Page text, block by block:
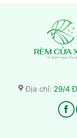
Địa chỉ: 29/4